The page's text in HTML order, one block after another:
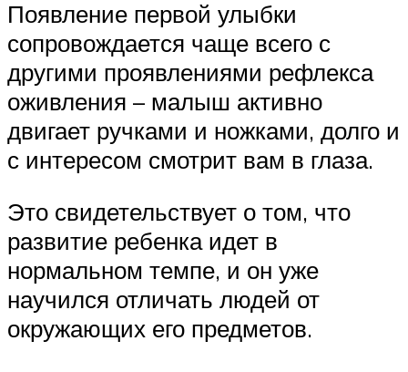
Появление первой улыбки
сопровождается чаще всего с
другими проявлениями рефлекса
оживления – малыш активно
двигает ручками и ножками, долго и
с интересом смотрит вам в глаза.
Это свидетельствует о том, что
развитие ребенка идет в
нормальном темпе, и он уже
научился отличать людей от
окружающих его предметов.